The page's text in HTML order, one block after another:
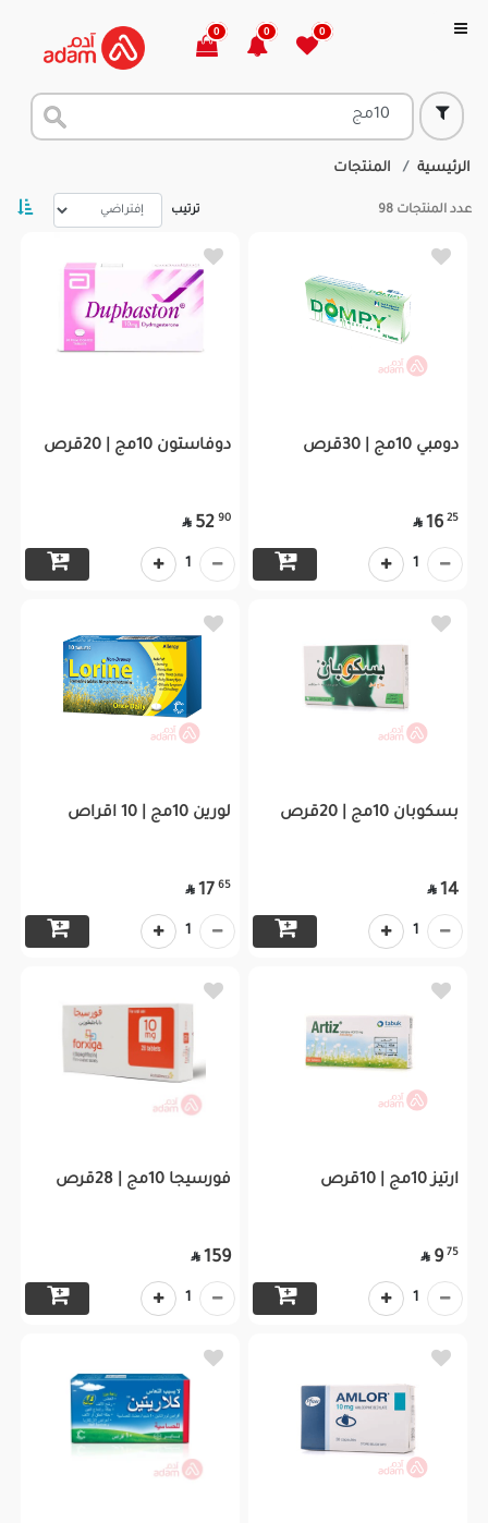
0
0
0
الرئيسية المنتجات
عدد المنتجات 98 ترتيب
دومبي 10مج | 30قرص
25
16

1
دوفاستون 10مج | 20قرص
90
52

1
بسكوبان 10مج | 20قرص
14

1
لورين 10مج | 10 اقراص
65
17

1
ارتيز 10مج | 10قرص
75
9

1
فورسيجا 10مج | 28قرص
159

1